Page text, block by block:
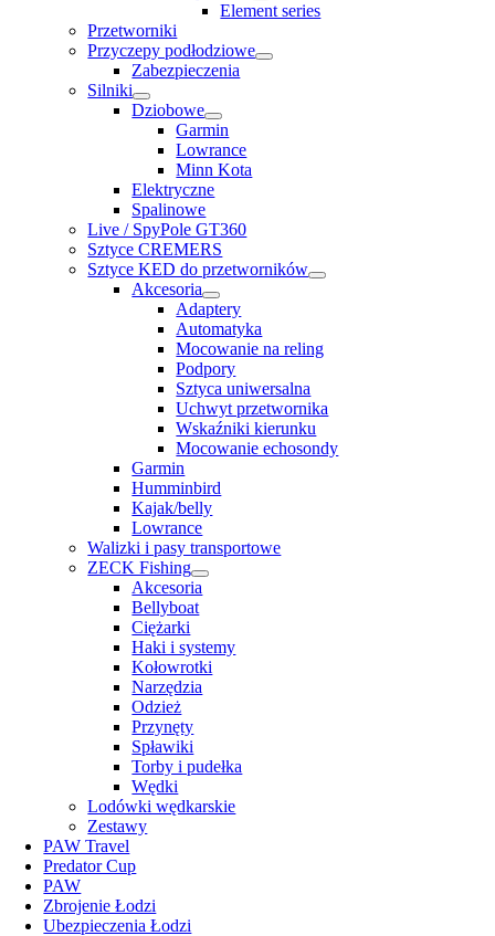
Element series
Przetworniki
Przyczepy podłodziowe
Zabezpieczenia
Silniki
Dziobowe
Garmin
Lowrance
Minn Kota
Elektryczne
Spalinowe
Live / SpyPole GT360
Sztyce CREMERS
Sztyce KED do przetworników
Akcesoria
Adaptery
Automatyka
Mocowanie na reling
Podpory
Sztyca uniwersalna
Uchwyt przetwornika
Wskaźniki kierunku
Mocowanie echosondy
Garmin
Humminbird
Kajak/belly
Lowrance
Walizki i pasy transportowe
ZECK Fishing
Akcesoria
Bellyboat
Ciężarki
Haki i systemy
Kołowrotki
Narzędzia
Odzież
Przynęty
Spławiki
Torby i pudełka
Wędki
Lodówki wędkarskie
Zestawy
PAW Travel
Predator Cup
PAW
Zbrojenie Łodzi
Ubezpieczenia Łodzi